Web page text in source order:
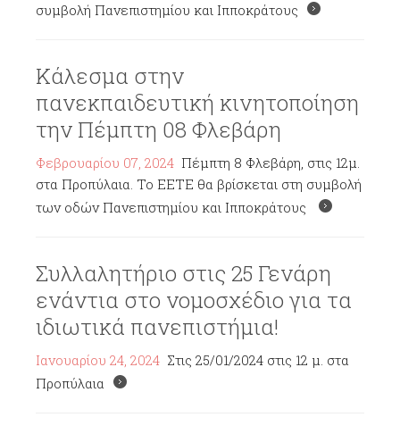
συμβολή Πανεπιστημίου και Ιπποκράτους
Κάλεσμα στην
πανεκπαιδευτική κινητοποίηση
την Πέμπτη 08 Φλεβάρη
Φεβρουαρίου 07, 2024 Πέμπτη 8 Φλεβάρη, στις 12μ.
στα Προπύλαια. Το ΕΕΤΕ θα βρίσκεται στη συμβολή
των οδών Πανεπιστημίου και Ιπποκράτους
Συλλαλητήριο στις 25 Γενάρη
ενάντια στο νομοσχέδιο για τα
ιδιωτικά πανεπιστήμια!
Ιανουαρίου 24, 2024 Στις 25/01/2024 στις 12 μ. στα
Προπύλαια